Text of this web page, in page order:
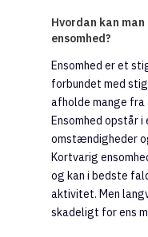
Hvordan kan
ensomhed?
Ensomhed er et
forbundet med
afholde mange
Ensomhed opstår
omstændigheder
Kortvarig
og kan i bedste
aktivitet. Men
skadeligt for ens